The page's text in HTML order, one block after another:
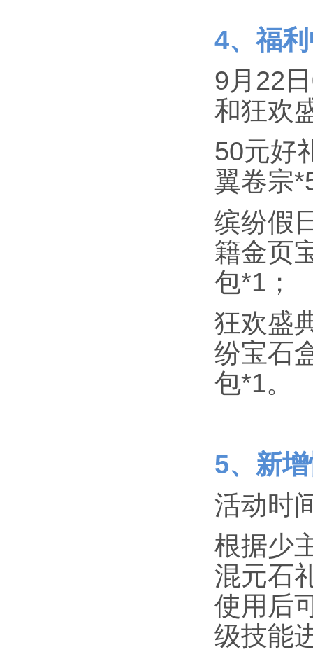
4、福
9月22
和狂欢
50元好
翼卷宗
缤纷假
籍金页
包*1；
狂欢盛
纷宝石
包*1。
5、新
活动时
根据少
混元石
使用后
级技能